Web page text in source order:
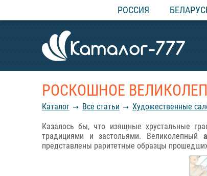
РОССИЯ
РОСКОШНОЕ
Каталог Все статьи Художественные
Казалось бы, что изящные хрустальные
традициями и застольями. Великолепный
представлены раритетные образцы